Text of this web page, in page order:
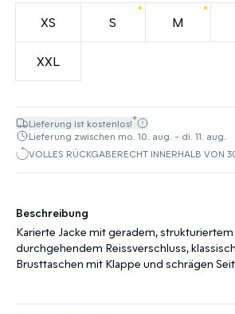
XS S M
XXL
Lieferung ist kostenlos!*
Lieferung zwischen mo. 10. aug. - di. 11. aug.
VOLLES RÜCKGABERECHT INNERHALB VON
Beschreibung
Karierte Jacke mit geradem,
durchgehendem Reissverschluss,
Brusttaschen mit Klappe und schrägen